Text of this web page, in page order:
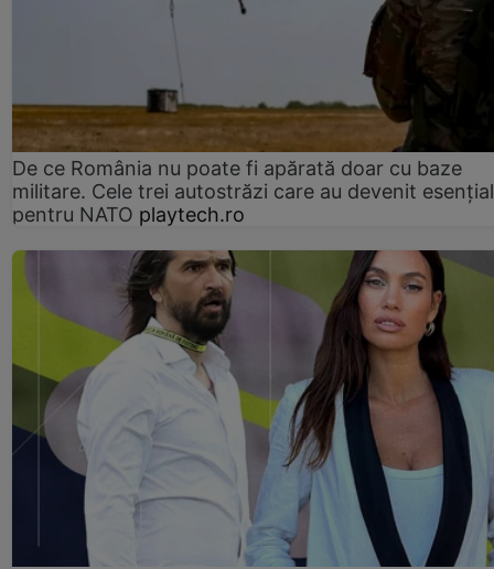
De ce România nu poate fi apărată doar cu baze
militare. Cele trei autostrăzi care au devenit
pentru NATO playtech.ro